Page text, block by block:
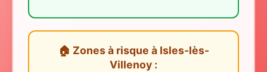
🏠 Zones à risque à Isles-lès-
Villenoy :